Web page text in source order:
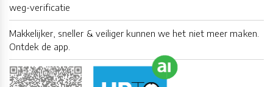
weg-verificatie
Makkelijker, sneller & veiliger kunnen we het niet meer maken.
Ontdek de app.